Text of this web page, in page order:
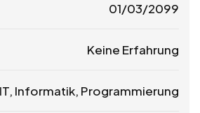
01/03/2099
Keine Erfahrung
IT, Informatik, Programmierung